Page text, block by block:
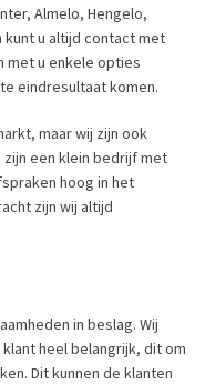
Almelo, Hengelo,
kunt u altijd contact met
met u enkele opties
eindresultaat komen.
maar wij zijn ook
een klein bedrijf met
hoog in het
zijn wij altijd
in beslag. Wij
heel belangrijk, dit om
Dit kunnen de klanten